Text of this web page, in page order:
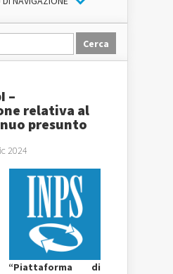
–
relativa al
presunto
2024
di